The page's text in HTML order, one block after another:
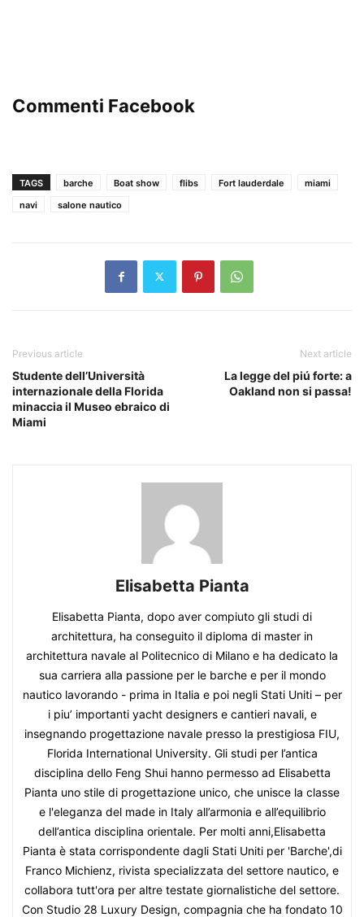
Commenti Facebook
TAGS barche Boat show flibs Fort lauderdale
miami
navi
salone nautico
Previous article
Studente dell’Università
internazionale della Florida
minaccia il Museo ebraico di
Miami
Next article
La legge del piú forte: a
Oakland non si passa!
Elisabetta Pianta
Elisabetta Pianta, dopo aver compiuto gli studi di
architettura, ha conseguito il diploma di master in
architettura navale al Politecnico di Milano e ha dedicato la
sua carriera alla passione per le barche e per il mondo
nautico lavorando - prima in Italia e poi negli Stati Uniti – per
i piu’ importanti yacht designers e cantieri navali, e
insegnando progettazione navale presso la prestigiosa FIU,
Florida International University. Gli studi per l’antica
disciplina dello Feng Shui hanno permesso ad Elisabetta
Pianta uno stile di progettazione unico, che unisce la classe
e l'eleganza del made in Italy all’armonia e all’equilibrio
dell’antica disciplina orientale. Per molti anni,Elisabetta
Pianta è stata corrispondente dagli Stati Uniti per 'Barche',di
Franco Michienz, rivista specializzata del settore nautico, e
collabora tutt'ora per altre testate giornalistiche del settore.
Con Studio 28 Luxury Design, compagnia che ha fondato 10